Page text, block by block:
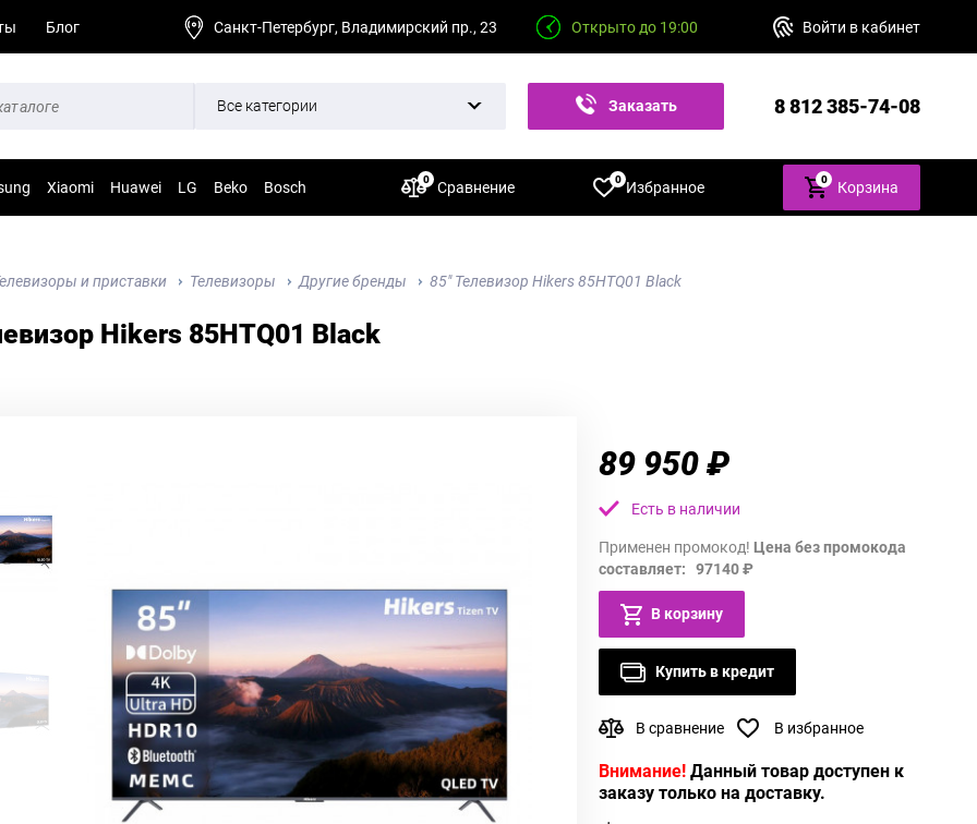
Блог Санкт-Петербург, Владимирский пр., 23 Открыто до 19:00 Войти в кабинет
Все категории Заказать 8 812 385-74-08
Xiaomi Huawei LG Beko Bosch Сравнение
0 Избранное
0 0 Корзина
и приставки Телевизоры Другие бренды 85" Телевизор Hikers 85HTQ01 Black
Hikers 85HTQ01 Black
89 950 ₽
Есть в наличии
Применен промокод! Цена без промокода
составляет: 97140 ₽
В корзину
Купить в кредит
В сравнение В избранное
Внимание! Данный товар доступен к
заказу только на доставку.